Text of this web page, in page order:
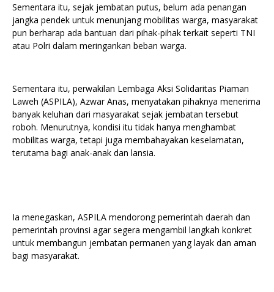
Sementara itu, sejak jembatan putus, belum ada penangan
jangka pendek untuk menunjang mobilitas warga, masyarakat
pun berharap ada bantuan dari pihak-pihak terkait seperti TNI
atau Polri dalam meringankan beban warga.
Sementara itu, perwakilan Lembaga Aksi Solidaritas Piaman
Laweh (ASPILA), Azwar Anas, menyatakan pihaknya menerima
banyak keluhan dari masyarakat sejak jembatan tersebut
roboh. Menurutnya, kondisi itu tidak hanya menghambat
mobilitas warga, tetapi juga membahayakan keselamatan,
terutama bagi anak-anak dan lansia.
Ia menegaskan, ASPILA mendorong pemerintah daerah dan
pemerintah provinsi agar segera mengambil langkah konkret
untuk membangun jembatan permanen yang layak dan aman
bagi masyarakat.